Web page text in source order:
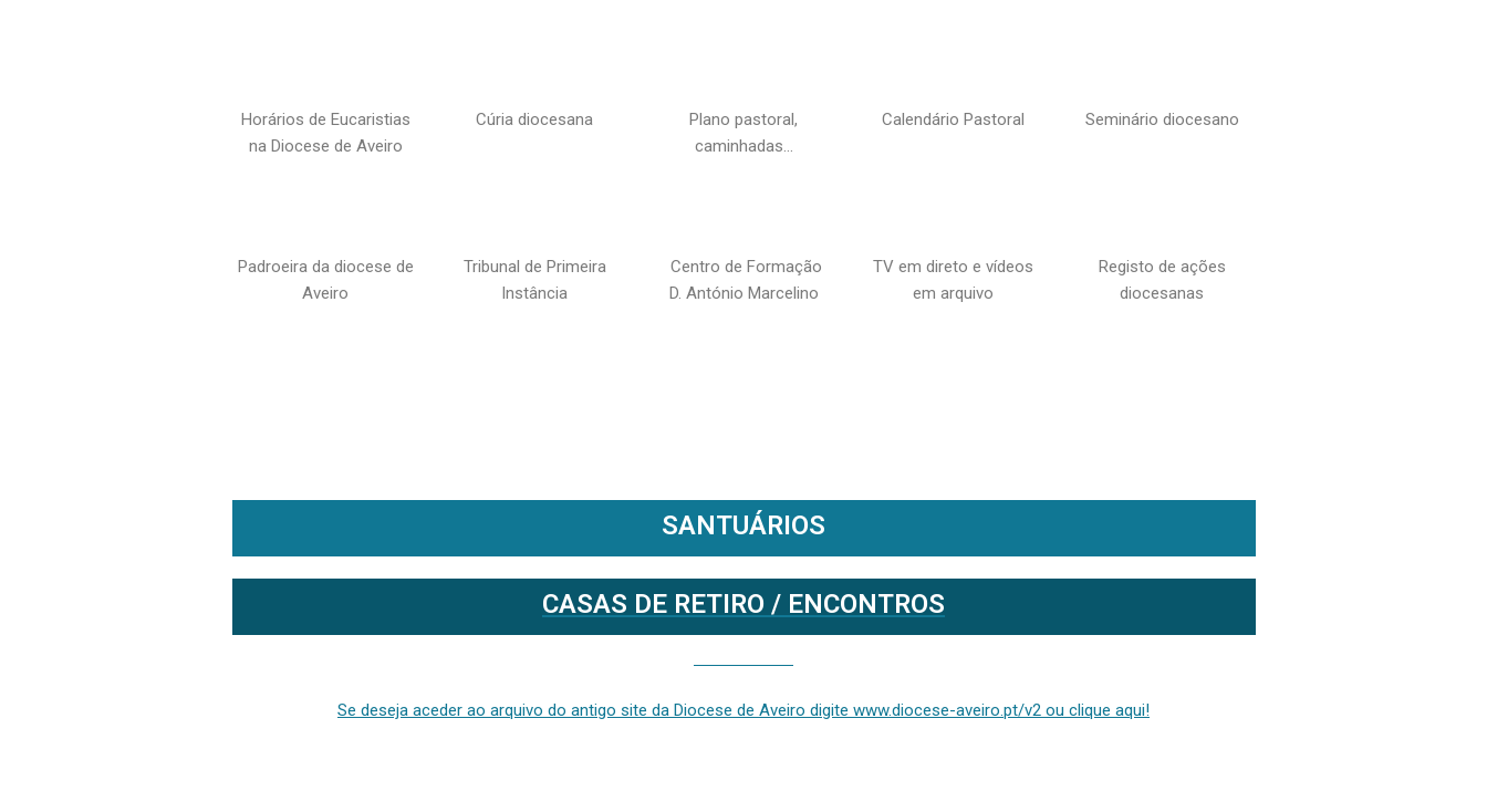
Horários de Eucaristias
na Diocese de Aveiro
Cúria diocesana
Plano pastoral,
caminhadas…
Calendário Pastoral Seminário diocesano
Padroeira da diocese de
Aveiro
Tribunal de Primeira
Instância
Centro de Formação
D. António Marcelino
TV em direto e vídeos
em arquivo
Registo de ações
diocesanas
SANTUÁRIOS
CASAS DE RETIRO / ENCONTROS
Se deseja aceder ao arquivo do antigo site da Diocese de Aveiro digite www.diocese-aveiro.pt/v2 ou clique aqui!